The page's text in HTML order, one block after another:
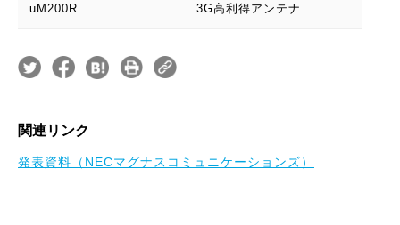
uM200R 3G高利得アンテナ
関連リンク
発表資料（NECマグナスコミュニケーションズ）